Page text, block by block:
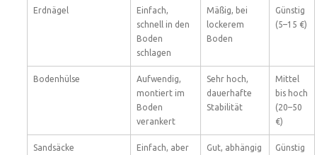
Erdnägel
Einfach,
schnell in den
Boden
schlagen
Mäßig, bei
lockerem
Boden
Günstig
(5–15 €)
Bodenhülse
Aufwendig,
montiert im
Boden
verankert
Sehr hoch,
dauerhafte
Stabilität
Mittel
bis hoch
(20–50
€)
Sandsäcke
Einfach, aber
Gut, abhängig
Günstig